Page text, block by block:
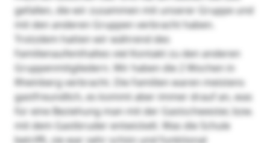
gefallen, die wir zusammen mit unserer Gruppe und
mit den anderen Gruppen verbracht haben.
Trotzdem hatten wir während des
Familienaufenthaltes viel Kontakt zu den anderen
Gruppenmitgliedern. Wir haben die 2 Wochen in
Rheinberg verbracht. Die Familien waren meistens
gastfreundlich, es kommt aber immer drauf an, was
für eine Beziehung man mit der Gastschwester, bzw.
mit dem Gastbruder entwickelt. Was die Schule
betrifft, sie war sehr schön und funktional